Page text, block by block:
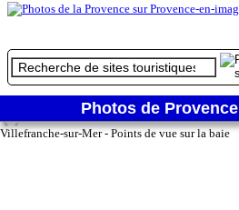
4 - Zoom sur le fort du Mont Alban
❮ ❯
Villefranche-sur-Mer - Points de vue sur la baie
Photos de Provence